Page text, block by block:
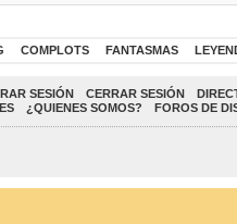
COMPLOTS FANTASMAS
SESIÓN CERRAR SESIÓN
¿QUIENES SOMOS? FOROS DE